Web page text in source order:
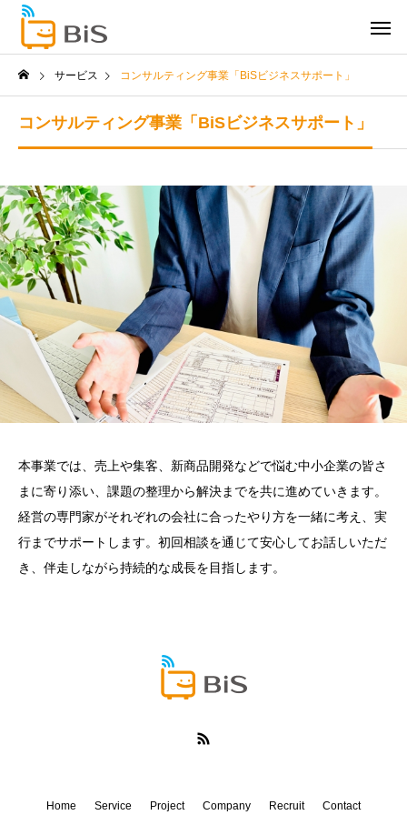
サービス コンサルティング事業「BiSビジネスサポート」
コンサルティング事業「BiSビジネスサポート」
本事業では、売上や集客、新商品開発などで悩む中小企業の皆さ
まに寄り添い、課題の整理から解決までを共に進めていきます。
経営の専門家がそれぞれの会社に合ったやり方を一緒に考え、実
行までサポートします。初回相談を通じて安心してお話しいただ
き、伴走しながら持続的な成長を目指します。
Home Service Project Company Recruit Contact